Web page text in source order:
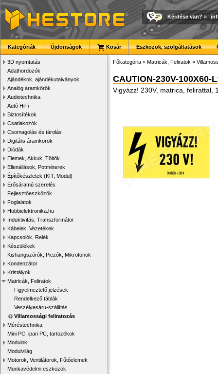
Kérdése van? »
Kategóriák Újdonságok Kosár Eszközök, szolgáltatások
3D nyomtatás
Adathordozók
Ajándékok, ajándékutalványok
Analóg áramkörök
Audiotechnika
Autó HiFi
Biztosítékok
Csatlakozók
Csomagolás és tárolás
Digitális áramkörök
Diódák
Elemek, Akkuk, Töltők
Ellenállások, Potméterek
Építőkészletek (KIT, Modul)
Erősáramú szerelés
Fejlesztőeszközök
Foglalatok
Hobbielektronika.hu
Induktivitás, Transzformátor
Kábelek, Vezetékek
Kapcsolók, Relék
Készülékek
Kishangszórók, Piezók, Mikrofonok
Kondenzátor
Kristályok
Matricák, Feliratok
Figyelmeztető jelzések
Rendelkező táblák
Veszélyesáru-szállítás
Villamossági feliratozás
Méréstechnika
Mini PC, ipari PC, tartozékok
Modulok
Modulvilág
Motorok, Ventilátorok, Fűtőelemek
Munkavédelmi eszközök
Főkategória » Matricák, Feliratok »
CAUTION-230V-100X60-
Vigyázz! 230V, matrica, felirattal,